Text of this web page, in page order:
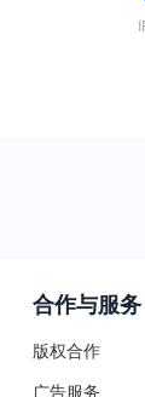
合作与服务
版权合作
广告服务